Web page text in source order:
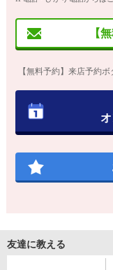
【
【無料予約】来店予約
友達に教える